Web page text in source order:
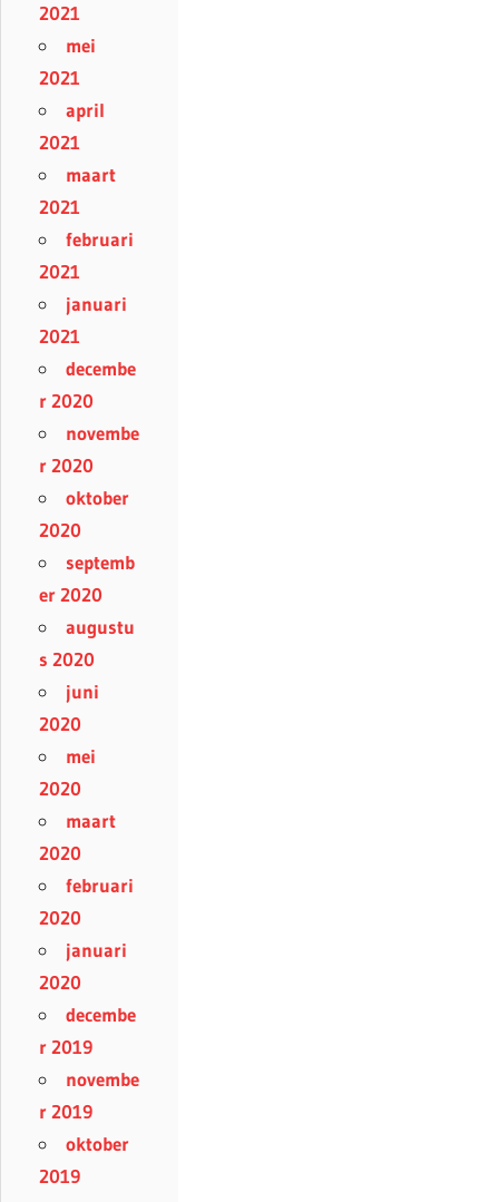
2021
mei
2021
april
2021
maart
2021
februari
2021
januari
2021
decembe
r 2020
novembe
r 2020
oktober
2020
septemb
er 2020
augustu
s 2020
juni
2020
mei
2020
maart
2020
februari
2020
januari
2020
decembe
r 2019
novembe
r 2019
oktober
2019